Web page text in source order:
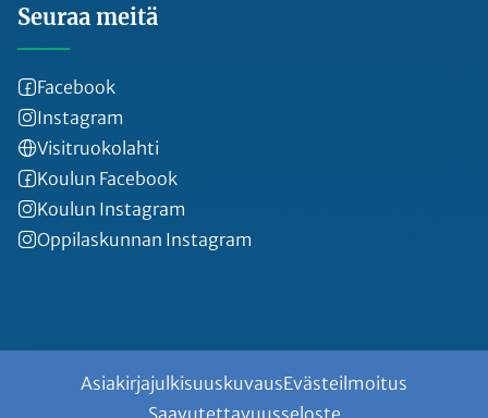
Seuraa meitä
Facebook
Instagram
Visitruokolahti
Koulun Facebook
Koulun Instagram
Oppilaskunnan Instagram
AsiakirjajulkisuuskuvausEvästeilmoitus
Saavutettavuusseloste